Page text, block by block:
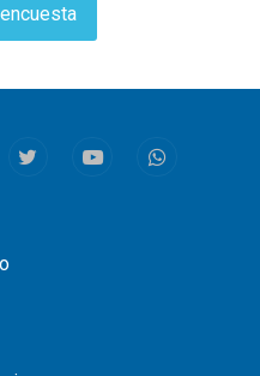
TwitterYoutubeWhatsapp